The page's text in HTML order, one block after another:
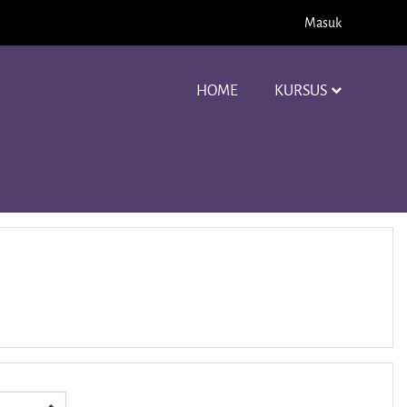
Masuk
HOME KURSUS